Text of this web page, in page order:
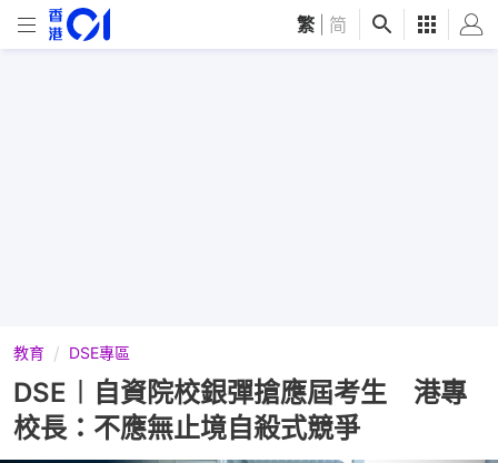
繁 简
教育 DSE專區
DSE︱自資院校銀彈搶應屆考生 港專
校長：不應無止境自殺式競爭